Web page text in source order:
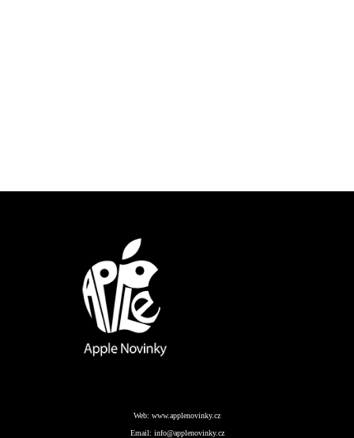
Web: www.applenovinky.cz
Email: info@applenovinky.cz